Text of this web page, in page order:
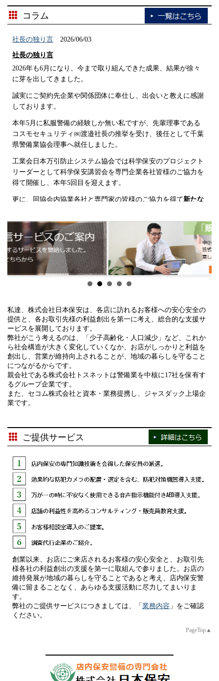
（続きを読む）
2026/01/15
2025年度 第3回 後期 現任教育 を実施しました。
（続きを読む）
2025/11/14
2025年度 第2回 後期 現任教育 を実施しました。
（続きを読む）
2025/10/15
2025年度 第1回 後期 現任教育 を実施しました。
（続きを読む）
2025年度 第5回 前期 現任教育 を実施しました。
（続きを読む）
2025/07/15
2025年度 第4回 前期 現任教育 を実施しました。
2025/06/16
2025年度 第3回 前期 現任教育 を実施しました。
（続きを読む）
2025/05/20
2025年度 第2回 前期 現任教育 を実施しました。
（続きを読む）
2025/04/18
2025年度 第1回 前期 現任教育 を実施しました。
（続きを読む）
2025/03/18
2024年度 第5回 後期 現任教育 を実施しました。
（続きを読む）
2025/02/18
2024年度 第4回 後期 現任教育 を実施しました。
（続きを読む）
2025/01/16
2024年度 第3回 後期 現任教育 を実施しました。
2024年度 第2回 後期 現任教育 を実施しました。
コラム
社長の独り言 2026/06/03
社長の独り言
2026年も6月になり、今まで取り組んできた成果、結果が徐々
に芽を出してきました。
誠実にご契約先企業や関係団体に奉仕し、出会いと教えに感謝
しております。
本年5月に私服警備の経験しか無い私ですが、先輩理事である
コスモセキュリティ㈱渡邉社長の推挙を受け、後任として千葉
県警備業協会理事へ就任しました。
工業会日本万引防止システム協会では科学保安のプロジェクト
リーダーとして科学保安講習会を専門企業各社皆様のご協力を
得て開催し、本年5回目を迎えます。
更に、同協会内協業各社と専門家の皆様のご協力を得て新たな
スリリースと同協会通常総会の大プレゼン大会にて発表しま
す。
ＡＩによる映像解析技術により、万引類似行為を検知し、私服
警備経験者のスタッフが検知映像を目視し、犯行を現認・特定
し、対象者の顔を顔識別機能付きカメラに登録します。
登録者の再犯状況を確認し、捕捉対象者を選定、保安員が現行
最大25台の防犯カメラ映像を１台のＡＩサーバーが動作検知
し、万引実行者は顔認証へ登録され再犯も確認されます。本シ
ステム設置店舗では見つかる・捕まることから万引はできませ
ん。
事後対応：現行犯逮捕から事前対応：万引ができない店舗・
『ＡＩ保安警備』実施店舗へ売上と利益創出へ向けた新たな取
組みをご提案し、全国の保安警備企業と更に協力体制を強化し
ます。
社長の独り言
第22期を迎えた我が社を振り返ると、2005年4月にトスネット
付、7月より私服警備の配置を開始しました。
創業期の資本金は弐千万円、急激な成長に伴い、追加出資を受
け、現状の四千万円の資本金となっており、創業期から無借金
経営を継続させて頂いております。
私は営業部長、統括本部長、取締役、常務取締役、専務取締
役、そして現在の代表取締役に就任し、精進する中で新型コロ
ナウイルスの影響を受けました。
緊急事態宣言、不要不急の外出禁止と人が集まり、換気の悪い
店舗は敬遠され、売上の下降が止まらず、私も帯状疱疹、蕁麻
疹、突発性難聴、高血圧などストレス性の疾患にかかりまし
た。
運が良い事にオリンピック・パラリンピックなどの大型国際イ
ベントに恵まれ、更に以前取締役を務めた私服警備専門企業を
員、スタッフに支えられて今日を迎えております。まだまだ課
題の多い会社ですが次世代への継承を考え取り組んでまいりま
私達、株式会社日本保安は、各店に訪れるお客様への安心安全の
提供と、各お取引先様の利益創出を第一に考え、総合的な支援サ
ービスを展開しております。
弊社がこう考えるのは、「少子高齢化・人口減少」など、これか
ら社会構造が大きく変化していくなか、お店がしっかりと利益を
創出し、営業が維持向上されることが、地域の暮らしを守ること
につながるからです。
親会社である株式会社トスネットは警備業を中核に17社を保有す
るグループ企業です。
また、セコム株式会社と資本・業務提携し、ジャスダック上場企
業です。
ご提供サービス
創業以来、お店にご来店されるお客様の安心安全と、お取引先
様各社の利益創出の支援を第一に取組んで参りました。お店の
維持発展が地域の暮らしを守ることであると考え、店内保安警
備に留まることなく、あらゆる支援活動に尽力してまいりま
す。
弊社のご提供サービスにつきましては、「 業務内容 」をご確認
ください。
PageTop▲